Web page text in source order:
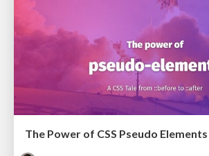
The Power of CSS Pseudo Elements